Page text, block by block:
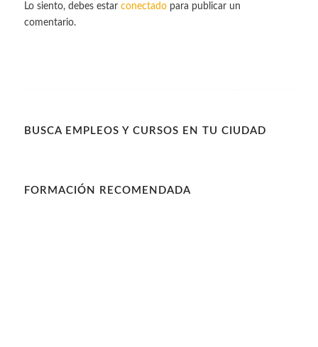
Lo siento, debes estar conectadopara publicar un
comentario.
BUSCA EMPLEOS Y CURSOS EN TU CIUDAD
FORMACIÓN RECOMENDADA